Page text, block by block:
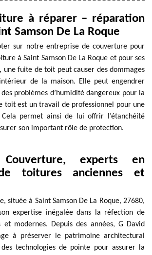
à réparer – réparation
Samson De La Roque
sur notre entreprise de couverture pour
à Saint Samson De La Roque et pour ses
une fuite de toit peut causer des dommages
de la maison. Elle peut engendrer
problèmes d’humidité dangereux pour la
toit est un travail de professionnel pour une
permet ainsi de lui offrir l’étanchéité
son important rôle de protection.
experts en
toitures anciennes et
située à Saint Samson De La Roque, 27680,
expertise inégalée dans la réfection de
et modernes. Depuis des années, G David
à préserver le patrimoine architectural
technologies de pointe pour assurer la